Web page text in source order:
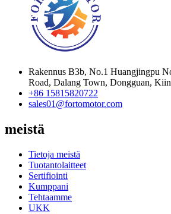
Rakennus B3b, No.1 Huangjingpu
Road, Dalang Town, Dongguan,
+86 15815820722
sales01@fortomotor.com
meistä
Tietoja meistä
Tuotantolaitteet
Sertifiointi
Kumppani
Tehtaamme
UKK